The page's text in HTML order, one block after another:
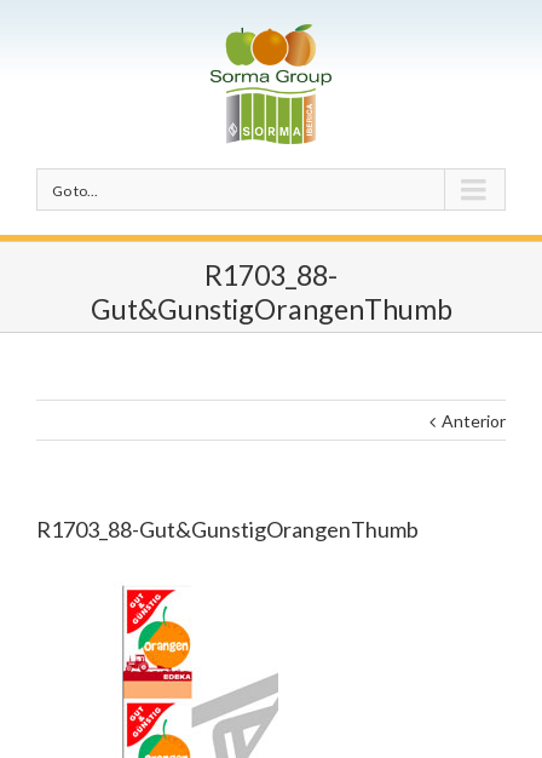
Go to...
R1703_88-
Gut&GunstigOrangenThumb
Anterior
R1703_88-Gut&GunstigOrangenThumb